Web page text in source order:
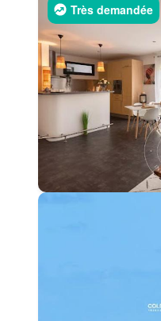
Très demandée